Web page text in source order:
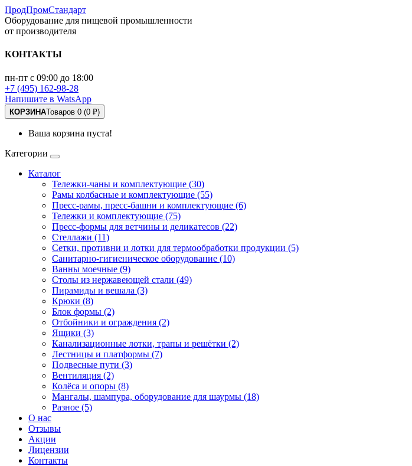
ПродПромСтандарт
Оборудование для пищевой промышленности
от производителя
КОНТАКТЫ
пн-пт с 09:00 до 18:00
+7 (495) 162-98-28
Напишите в WatsApp
КОРЗИНАТоваров 0 (0 ₽)
Ваша корзина пуста!
Категории
Каталог
Тележки-чаны и комплектующие (30)
Рамы колбасные и комплектующие (55)
Пресс-рамы, пресс-башни и комплектующие (6)
Тележки и комплектующие (75)
Пресс-формы для ветчины и деликатесов (22)
Стеллажи (11)
Сетки, противни и лотки для термообработки продукции (5)
Санитарно-гигиеническое оборудование (10)
Ванны моечные (9)
Столы из нержавеющей стали (49)
Пирамиды и вешала (3)
Крюки (8)
Блок формы (2)
Отбойники и ограждения (2)
Ящики (3)
Канализационные лотки, трапы и решётки (2)
Лестницы и платформы (7)
Подвесные пути (3)
Вентиляция (2)
Колёса и опоры (8)
Мангалы, шампура, оборудование для шаурмы (18)
Разное (5)
О нас
Отзывы
Акции
Лицензии
Контакты